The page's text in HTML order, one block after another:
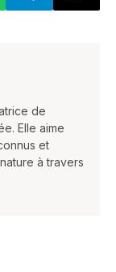
de
Elle aime
et
à travers